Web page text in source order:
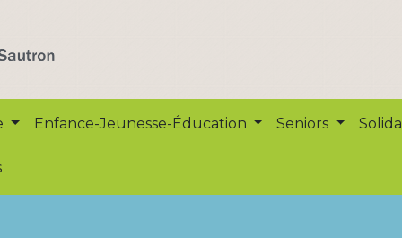
Enfance-Jeunesse-Éducation Seniors